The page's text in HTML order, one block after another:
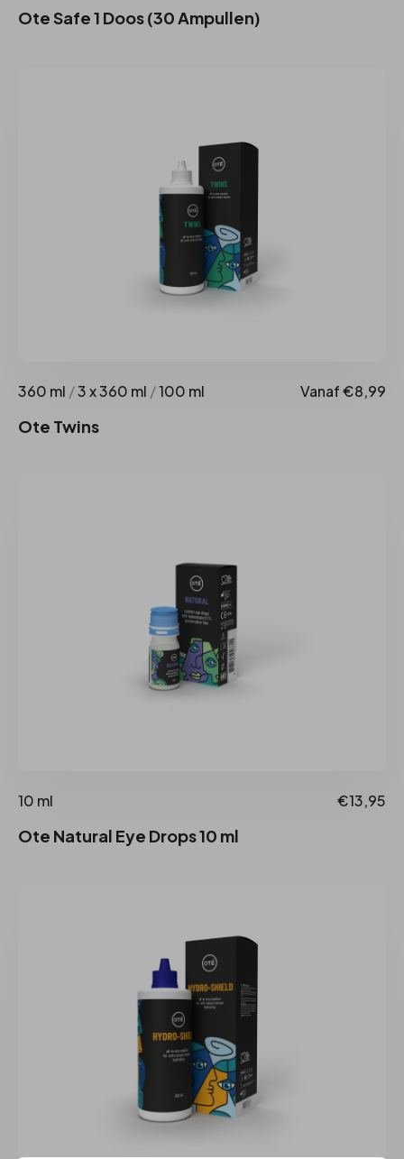
Ote Safe 1 Doos (30 Ampullen)
360 ml /3 x 360 ml /100 ml Vanaf €8,99
Ote Twins
10 ml €13,95
Ote Natural Eye Drops 10 ml